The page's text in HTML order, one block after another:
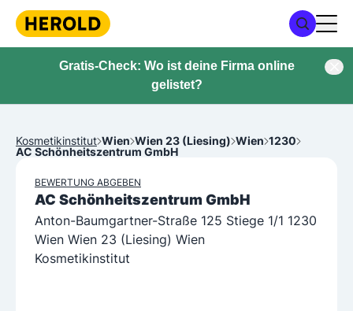
Gratis-Check: Wo ist deine Firma online
gelistet?
Kosmetikinstitut Wien Wien 23 (Liesing) Wien 1230
AC Schönheitszentrum GmbH
BEWERTUNG ABGEBEN
AC Schönheitszentrum GmbH
Anton-Baumgartner-Straße 125 Stiege 1/1 1230
Wien Wien 23 (Liesing) Wien
Kosmetikinstitut